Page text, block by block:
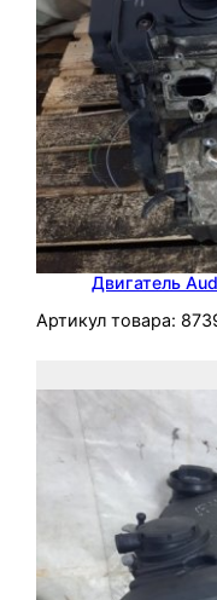
Двигатель
Артикул товара: